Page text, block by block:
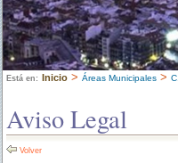
Está en: Inicio > Áreas Municipales >
Aviso Legal
Volver